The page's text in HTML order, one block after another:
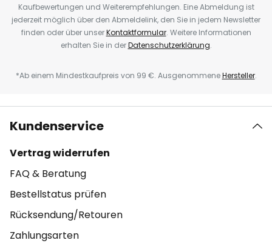
Kaufbewertungen und Weiterempfehlungen. Eine Abmeldung ist
jederzeit möglich über den Abmeldelink, den Sie in jedem Newsletter
finden oder über unserKontaktformular. Weitere Informationen
erhalten Sie in derDatenschutzerklärung.
*Ab einem Mindestkaufpreis von 99 €. AusgenommeneHersteller.
Kundenservice
Vertrag widerrufen
FAQ & Beratung
Bestellstatus prüfen
Rücksendung/Retouren
Zahlungsarten